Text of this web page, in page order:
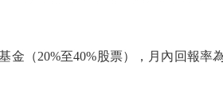
（20%至40%股票），月內回報率